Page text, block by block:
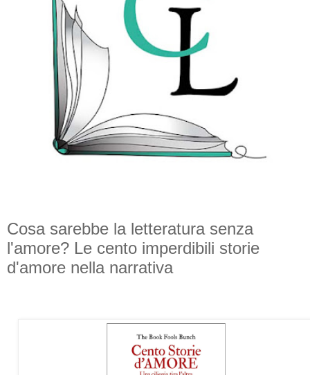
Cosa sarebbe la letteratura senza
l'amore? Le cento imperdibili storie
d'amore nella narrativa